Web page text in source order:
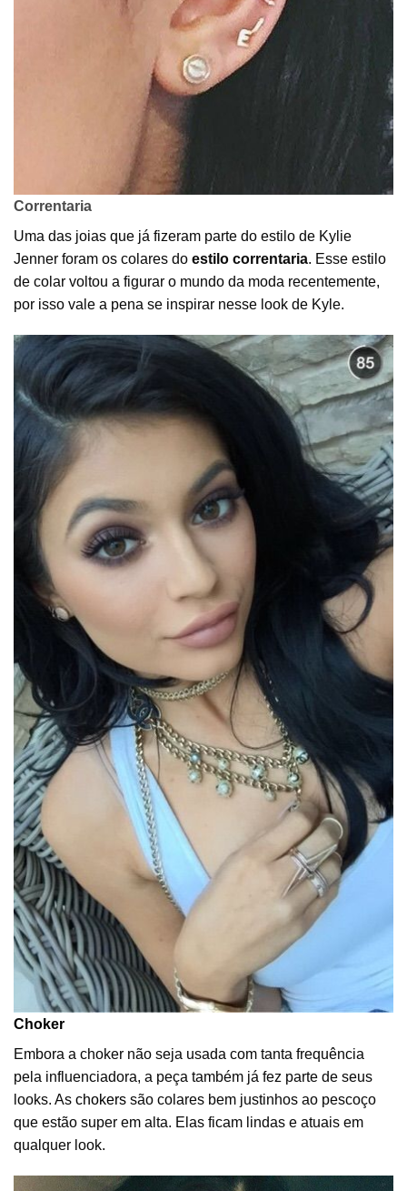
Correntaria
Uma das joias que já fizeram parte do estilo de Kylie
Jenner foram os colares do estilo correntaria. Esse estilo
de colar voltou a figurar o mundo da moda recentemente,
por isso vale a pena se inspirar nesse look de Kyle.
Choker
Embora a choker não seja usada com tanta frequência
pela influenciadora, a peça também já fez parte de seus
looks. As chokers são colares bem justinhos ao pescoço
que estão super em alta. Elas ficam lindas e atuais em
qualquer look.